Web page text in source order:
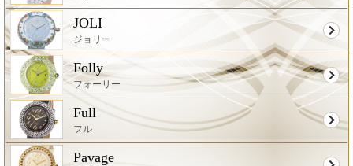
JOLI
ジョリー
Folly
フォーリー
Full
フル
Pavage